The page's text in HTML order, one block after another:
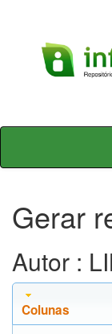
Skip
Gerar
Autor :
Colunas